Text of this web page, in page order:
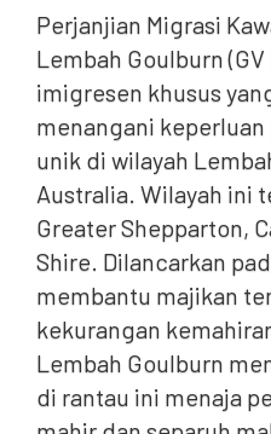
Perjanjian Migrasi
Lembah Goulburn (GV
imigresen khusus
menangani keperluan
unik di wilayah
Australia. Wilayah ini
Greater Shepparton,
Shire. Dilancarkan
membantu majikan
kekurangan
Lembah Goulburn
di rantau ini menaja